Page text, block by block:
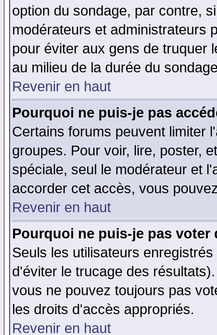
option du sondage, par contre,
modérateurs et administrateurs
pour éviter aux gens de truquer
au milieu de la durée du
Revenir en haut
Pourquoi ne puis-je pas
Certains forums peuvent limiter
groupes. Pour voir, lire, poster,
spéciale, seul le modérateur et
accorder cet accès, vous
Revenir en haut
Pourquoi ne puis-je pas voter
Seuls les utilisateurs
d'éviter le trucage des
vous ne pouvez toujours pas
les droits d'accès appropriés.
Revenir en haut